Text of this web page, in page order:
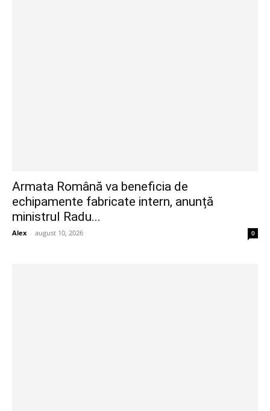
Armata Română va beneficia de
echipamente fabricate intern, anunță
ministrul Radu...
Alex - august 10, 2026 0